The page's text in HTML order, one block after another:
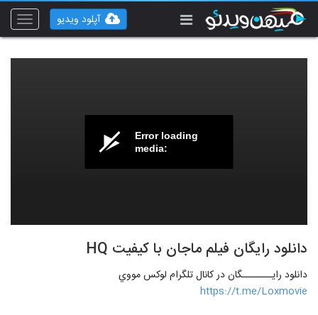
Toggle
آپلود ویدیو
Error loading
media:
دانلود رایگان فیلم ماجان با کیفیت HQ
دانلود رايـــــــگان در کانال تلگرام لوکس مووي
https://t.me/Loxmovie